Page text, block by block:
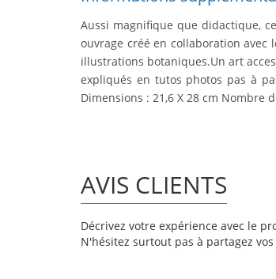
Aussi magnifique que didactique,
ouvrage créé en collaboration avec
illustrations botaniques.Un art
expliqués en tutos photos pas à
Dimensions : 21,6 X 28 cm Nombre
AVIS CLIENTS
Décrivez votre expérience avec le
N'hésitez surtout pas à partagez